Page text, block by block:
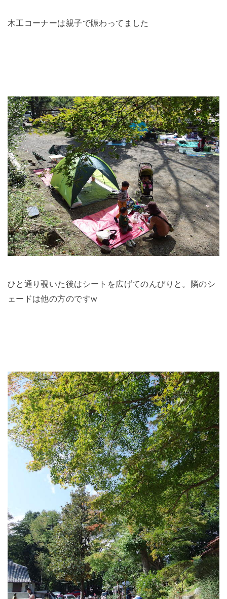
木工コーナーは親子で賑わってました
ひと通り覗いた後はシートを広げてのんびりと。隣のシ
ェードは他の方のですw